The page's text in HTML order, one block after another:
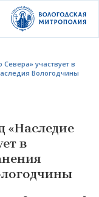
участвует в
Вологодчины
«Наследие
в